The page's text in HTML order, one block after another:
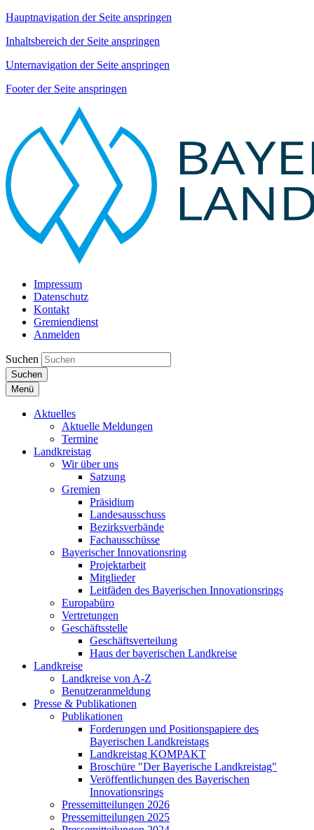
Hauptnavigation der Seite anspringen
Inhaltsbereich der Seite anspringen
Unternavigation der Seite anspringen
Footer der Seite anspringen
Impressum
Datenschutz
Kontakt
Gremiendienst
Anmelden
Suchen
Suchen
Menü
Aktuelles
Aktuelle Meldungen
Termine
Landkreistag
Wir über uns
Satzung
Gremien
Präsidium
Landesausschuss
Bezirksverbände
Fachausschüsse
Bayerischer Innovationsring
Projektarbeit
Mitglieder
Leitfäden des Bayerischen Innovationsrings
Europabüro
Vertretungen
Geschäftsstelle
Geschäftsverteilung
Haus der bayerischen Landkreise
Landkreise
Landkreise von A-Z
Benutzeranmeldung
Presse & Publikationen
Publikationen
Forderungen und Positionspapiere des
Bayerischen Landkreistags
Landkreistag KOMPAKT
Broschüre "Der Bayerische Landkreistag"
Veröffentlichungen des Bayerischen
Innovationsrings
Pressemitteilungen 2026
Pressemitteilungen 2025